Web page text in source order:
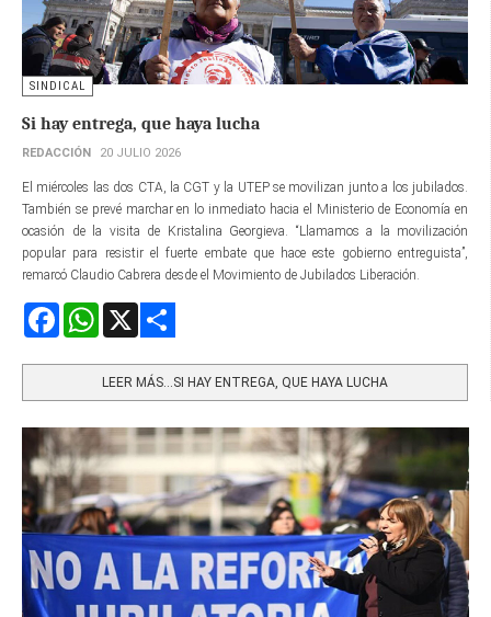
SINDICAL
Si hay entrega, que haya lucha
REDACCIÓN 20 JULIO 2026
El miércoles las dos CTA, la CGT y la UTEP se movilizan junto a los jubilados.
También se prevé marchar en lo inmediato hacia el Ministerio de Economía en
ocasión de la visita de Kristalina Georgieva. “Llamamos a la movilización
popular para resistir el fuerte embate que hace este gobierno entreguista”,
remarcó Claudio Cabrera desde el Movimiento de Jubilados Liberación.
FacebookWhatsApp
LEER MÁS…SI HAY ENTREGA, QUE HAYA LUCHA